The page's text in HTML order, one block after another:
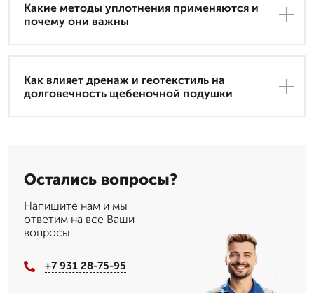
Какие методы уплотнения применяются и
почему они важны
Как влияет дренаж и геотекстиль на
долговечность щебеночной подушки
Остались вопросы?
Напишите нам и мы
ответим на все Ваши
вопросы
+7 931 28-75-95